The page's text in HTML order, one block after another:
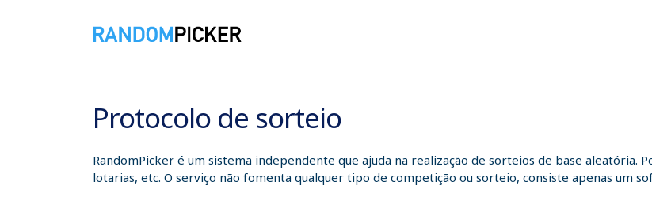
Protocolo de sorteio
RandomPicker é um sistema independente que ajuda na realização de sorteios de base aleatória.
lotarias, etc. O serviço não fomenta qualquer tipo de competição ou sorteio, consiste apenas um